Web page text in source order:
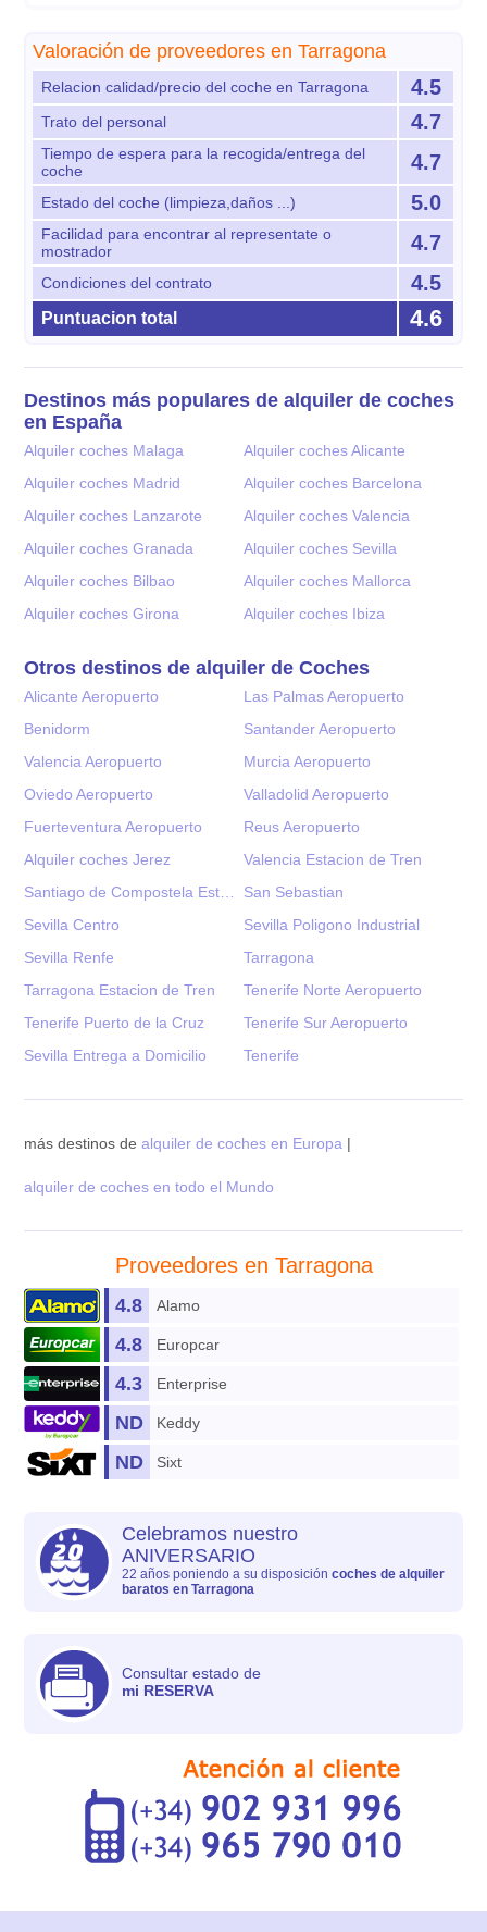
Valoración de proveedores en Tarragona
Relacion calidad/precio del coche en Tarragona 4.5
Trato del personal 4.7
Tiempo de espera para la recogida/entrega del
coche
4.7
Estado del coche (limpieza,daños ...) 5.0
Facilidad para encontrar al representate o
mostrador
4.7
Condiciones del contrato 4.5
Puntuacion total 4.6
Destinos más populares de alquiler de coches
en España
Alquiler coches Malaga
Alquiler coches Alicante
Alquiler coches Madrid
Alquiler coches Barcelona
Alquiler coches Lanzarote
Alquiler coches Valencia
Alquiler coches Granada
Alquiler coches Sevilla
Alquiler coches Bilbao
Alquiler coches Mallorca
Alquiler coches Girona
Alquiler coches Ibiza
Otros destinos de alquiler de Coches
Alicante Aeropuerto
Las Palmas Aeropuerto
Benidorm
Santander Aeropuerto
Valencia Aeropuerto
Murcia Aeropuerto
Oviedo Aeropuerto
Valladolid Aeropuerto
Fuerteventura Aeropuerto
Reus Aeropuerto
Alquiler coches Jerez
Valencia Estacion de Tren
San Sebastian
Sevilla Centro
Sevilla Poligono Industrial
Sevilla Renfe
Tarragona
Tarragona Estacion de Tren
Tenerife Norte Aeropuerto
Tenerife Puerto de la Cruz
Tenerife Sur Aeropuerto
Sevilla Entrega a Domicilio
Tenerife
más destinos dealquiler de coches en Europa |
alquiler de coches en todo el Mundo
Proveedores en Tarragona
Alamo
4.8
Europcar
4.8
Enterprise
4.3
Keddy
ND
Sixt
ND
Celebramos nuestro
ANIVERSARIO
22 años poniendo a su disposicióncoches de alquiler
baratos en Tarragona
Consultar estado de
mi RESERVA